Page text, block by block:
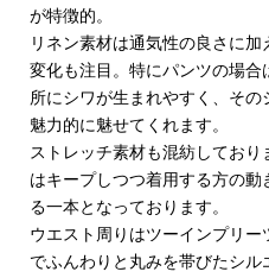
が特徴的。
リネン素材は通気性の良さに
変化も注目。特にパンツの場
所にシワが生まれやすく、そ
魅力的に魅せてくれます。
ストレッチ素材も混紡してお
はキープしつつ着用する方の
る一本となっております。
ウエスト周りはツーインプリ
でふんわりと丸みを帯びたシ